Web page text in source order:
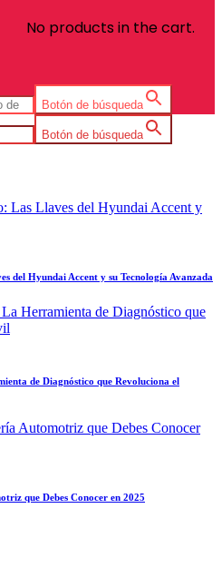
No products in the cart.
Botón de búsqueda
Botón de búsqueda
del Hyundai Accent y su Tecnología Avanzada
de Diagnóstico que Revoluciona el
que Debes Conocer en 2025